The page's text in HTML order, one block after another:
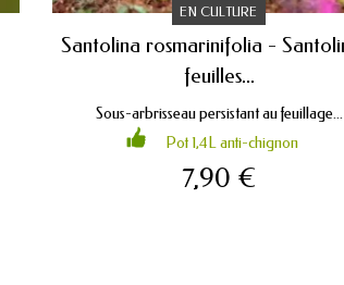
EN CULTURE
Santolina rosmarinifolia -
feuilles...
Sous-arbrisseau persistant au feuillage...
Pot 1,4L anti-chignon
7,90 €